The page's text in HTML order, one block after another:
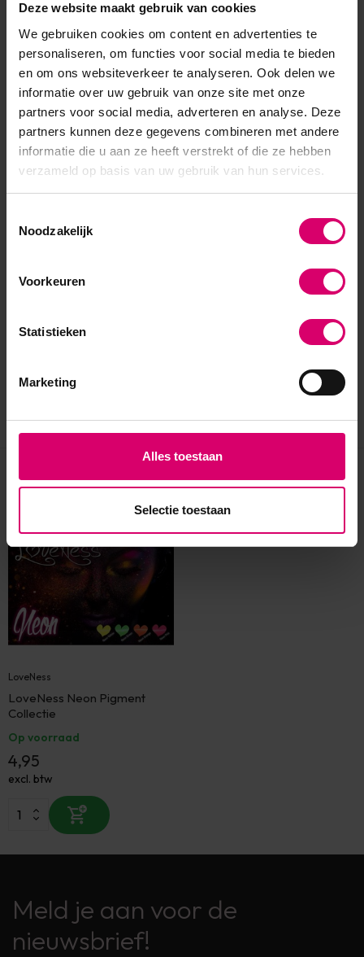
Deze website maakt gebruik van cookies
We gebruiken cookies om content en advertenties te
personaliseren, om functies voor social media te bieden
en om ons websiteverkeer te analyseren. Ook delen we
informatie over uw gebruik van onze site met onze
partners voor social media, adverteren en analyse. Deze
partners kunnen deze gegevens combineren met andere
informatie die u aan ze heeft verstrekt of die ze hebben
verzameld op basis van uw gebruik van hun services.
Noodzakelijk
Voorkeuren
Statistieken
Marketing
Alles toestaan
Selectie toestaan
Product specificaties
Artikelnummer 18565
SKU 240723
Eerder bekeken
LoveNess
LoveNess Neon Pigment
Collectie
Op voorraad
4,95
excl. btw
Meld je aan voor de
nieuwsbrief!